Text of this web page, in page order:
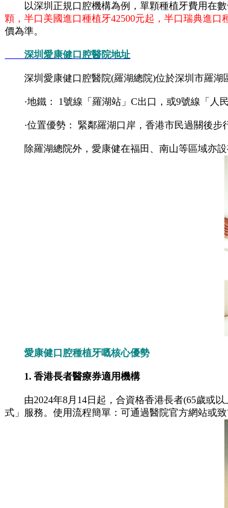
以深圳正規口腔機構為例，單顆種植牙費用在數
顆，半口美國進口種植牙42500元起，半口瑞典進口
價為準。
深圳愛康健口腔醫院地址
深圳愛康健口腔醫院(羅湖總院)位於深圳市羅湖
·地鐵： 1號線「羅湖站」C出口，或9號線「人
·位置優勢： 緊鄰羅湖口岸，香港市民過關後步
除羅湖總院外，愛康健在福田、南山等區域亦設
愛康健口腔種植牙嘅核心優勢
1. 香港長者醫療券適用機構
由2024年8月14日起，合資格香港長者(65歲或以
式」服務。使用流程簡單：可通過醫院官方網站或